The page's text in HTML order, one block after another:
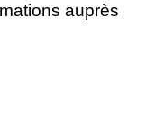
auprès